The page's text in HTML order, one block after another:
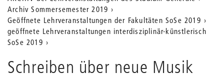
Position
auf
der
Archiv Sommersemester 2019
Geöffnete Lehrveranstaltungen der Fakultäten SoSe 2019
geöffnete Lehrveranstaltungen interdisziplinär-künstlerisch
SoSe 2019
Schreiben über neue Musik